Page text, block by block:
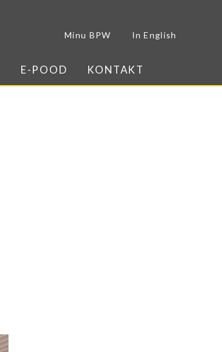
Minu BPW In English
E-POOD KONTAKT